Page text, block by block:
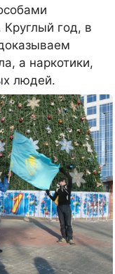
Круглый год, в
а наркотики,
людей.